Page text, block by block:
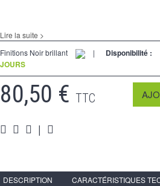
Espace Pro
Lire la suite >
Finitions Noir brillant
| Disponibilité :
JOURS
80,50 € TTC
|
DESCRIPTION
CARACTÉRISTIQUES